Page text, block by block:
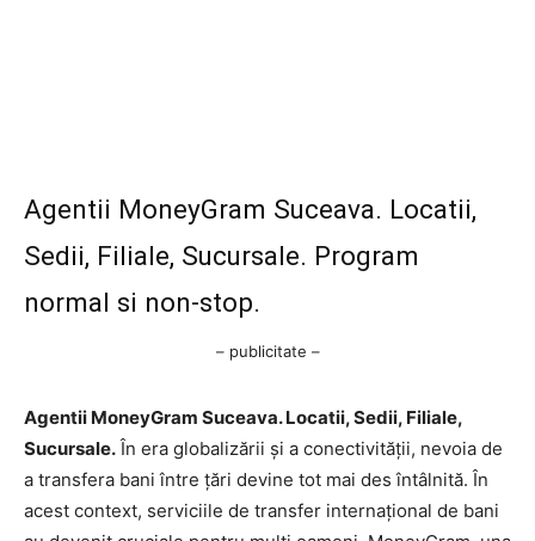
Agentii MoneyGram Suceava. Locatii,
Sedii, Filiale, Sucursale. Program
normal si non-stop.
– publicitate –
Agentii MoneyGram Suceava. Locatii, Sedii, Filiale,
Sucursale. În era globalizării și a conectivității, nevoia de
a transfera bani între țări devine tot mai des întâlnită. În
acest context, serviciile de transfer internațional de bani